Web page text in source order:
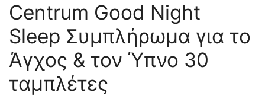
Centrum Good Night
Sleep Συμπλήρωμα για το
Άγχος & τον Ύπνο 30
ταμπλέτες